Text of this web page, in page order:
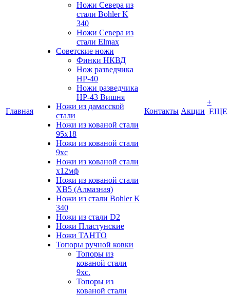
Главная
Ножи Севера из
стали Bohler K
340
Ножи Севера из
стали Elmax
Советские ножи
Финки НКВД
Нож разведчика
НР-40
Ножи разведчика
НР-43 Вишня
Ножи из дамасской
стали
Ножи из кованой стали
95х18
Ножи из кованой стали
9хс
Ножи из кованой стали
х12мф
Ножи из кованой стали
ХВ5 (Алмазная)
Ножи из стали Bohler K
340
Ножи из стали D2
Ножи Пластунские
Ножи ТАНТО
Топоры ручной ковки
Топоры из
кованой стали
9хс.
Топоры из
кованой стали
Контакты Акции
+
ЕЩЕ